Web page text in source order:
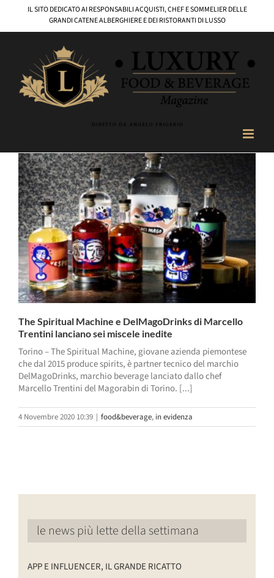
contenuto
IL SITO DEDICATO AI RESPONSABILI ACQUISTI, CHEF E SOMMELIER DELLE
GRANDI CATENE ALBERGHIERE E DEI RISTORANTI DI LUSSO
The Spiritual Machine e DelMagoDrinks di Marcello
Trentini lanciano sei miscele inedite
Torino – The Spiritual Machine, giovane azienda piemontese
che dal 2015 produce spirits, è partner tecnico del marchio
DelMagoDrinks, marchio beverage lanciato dallo chef
Marcello Trentini del Magorabin di Torino. [...]
4 Novembre 2020 10:39 | food&beverage, in evidenza
le news più lette della settimana
APP E INFLUENCER, IL GRANDE RICATTO